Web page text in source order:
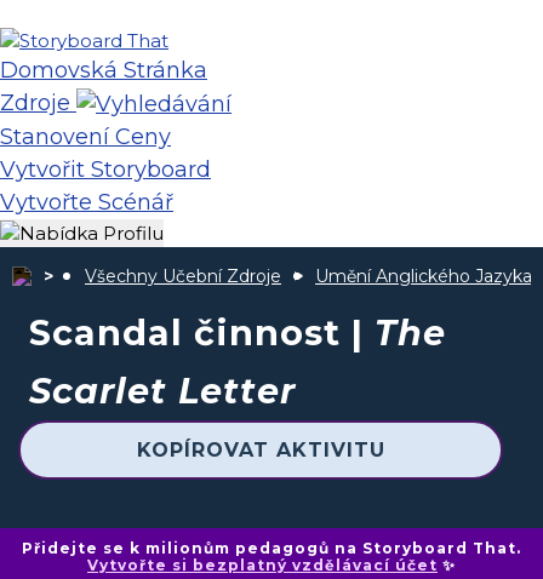
Domovská Stránka
Zdroje
Stanovení Ceny
Vytvořit Storyboard
Vytvořte Scénář
Všechny Učební Zdroje Umění Anglického Jazyka
Scandal činnost | The
Scarlet Letter
KOPÍROVAT AKTIVITU
Přidejte se k milionům pedagogů na Storyboard That.
Vytvořte si bezplatný vzdělávací účet ✨